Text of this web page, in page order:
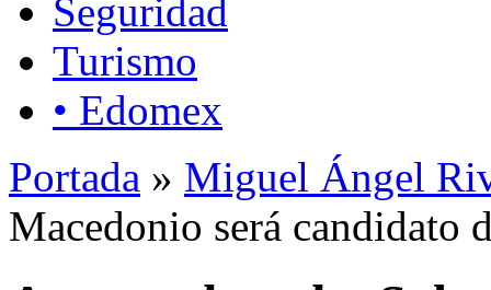
Seguridad
Turismo
• Edomex
Portada » Miguel Ángel
Macedonio será candidato